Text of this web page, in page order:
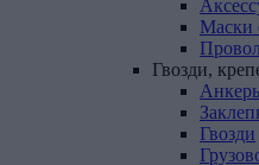
Маски
Гвозди,
Гвозди